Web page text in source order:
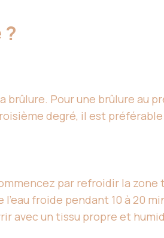
brûlure. Pour une brûlure
degré, il est
par refroidir la zone
l’eau froide pendant 10 à 20
avec un tissu propre et